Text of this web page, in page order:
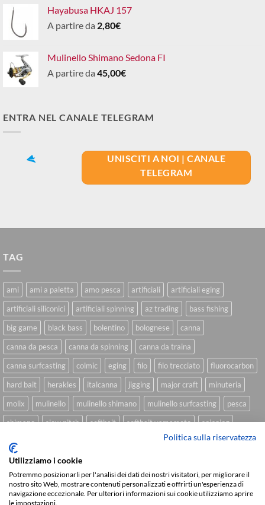
Hayabusa HKAJ 157
A partire da 2,80€
Mulinello Shimano Sedona FI
A partire da 45,00€
ENTRA NEL CANALE TELEGRAM
UNISCITI A NOI | CANALE
TELEGRAM
TAG
ami ami a paletta amo pesca artificiali
artificiali eging
artificiali siliconici
artificiali spinning az trading
bass fishing
big game
black bass bolentino bolognese
canna
canna da pesca
canna da spinning
canna da traina
canna surfcasting
colmic eging filo filo trecciato
fluorocarbon
hard bait
herakles italcanna jigging major craft
minuteria
molix
mulinello mulinello shimano mulinello surfcasting
pesca
shimano
slow pitch softbait softbait yamamoto
spinning
spinning inshore
trecciato trolling tubertini
Sviluppato daWe Blink Design
Politica sulla riservatezza
Utilizziamo i cookie
Potremmo posizionarli per l'analisi dei dati dei nostri visitatori, per migliorare il
nostro sito Web, mostrare contenuti personalizzati e offrirti un'esperienza di
navigazione eccezionale. Per ulteriori informazioni sui cookie utilizziamo aprire
le impostazioni.